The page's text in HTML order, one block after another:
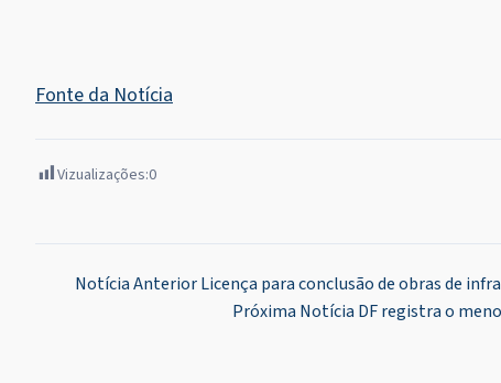
Fonte da Notícia
Vizualizações:0
Navegação
Notícia AnteriorLicença para conclusão de obras de
Próxima Notícia DF registra o